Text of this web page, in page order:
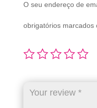
O seu endereço de
obrigatórios marcados